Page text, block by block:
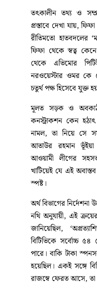
তৎকালীন তথ্য ও
প্রস্তাবে দেখা যায়,
রীতিমতো হাতবদলের
ফিফা থেকে স্বত্ব
থেকে এভিমোর
নরওয়েস্টার ওমর কে
চতুর্থ পক্ষ হিসেবে যুক্ত
মূলত সড়ক ও
কনস্ট্রাকশন কেন
নামল, তা নিয়ে সে
আতাউর রহমান
আওয়ামী লীগের
খাটিয়েই যে এই
স্পষ্ট।
অর্থ বিভাগের নির্দেশনা
নথি অনুযায়ী, এই
জানিয়েছিল,
বিটিভিকে সর্বোচ্চ
পারে। বাকি টাকা
হয়েছিল। একই সঙ্গে
রাজস্বে ফেরত আসে, তা